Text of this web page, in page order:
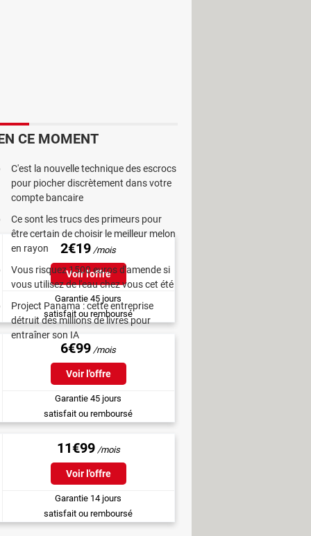
l’argument est solide. Pourtant,
les VPN qu’aux utilisateurs
quel que soit l’appareil utilisé.
droit au but. Pas de menus
2€19
Voir l'offre
Garantie 45 jours
satisfait ou remboursé
6€99
Voir l'offre
Garantie 45 jours
satisfait ou remboursé
11€99
Voir l'offre
Garantie 14 jours
satisfait ou remboursé
CE MOMENT
C'est la nouvelle technique des escrocs
pour piocher discrètement dans votre
compte bancaire
Ce sont les trucs des primeurs pour
être certain de choisir le meilleur melon
en rayon
Vous risquez 1500 euros d'amende si
vous utilisez de l'eau chez vous cet été
Project Panama : cette entreprise
détruit des millions de livres pour
entraîner son IA